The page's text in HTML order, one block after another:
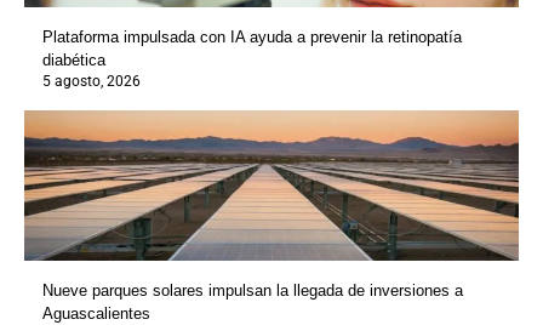
Plataforma impulsada con IA ayuda a prevenir la retinopatía
diabética
5 agosto, 2026
Nueve parques solares impulsan la llegada de inversiones a
Aguascalientes